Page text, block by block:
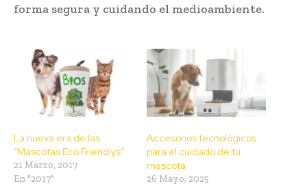
forma segura y cuidando el medioambiente.
La nueva era de las
“Mascotas Eco Friendlys”
21 Marzo, 2017
En "2017"
Accesorios tecnológicos
para el cuidado de tu
mascota
26 Mayo, 2025